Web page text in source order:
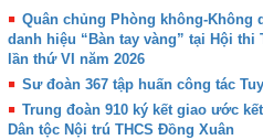
Quân chủng Phòng không-Không
danh hiệu “Bàn tay vàng” tại Hội
lần thứ VI năm 2026
Sư đoàn 367 tập huấn công tác
Trung đoàn 910 ký kết giao ước
Dân tộc Nội trú THCS Đồng Xuân